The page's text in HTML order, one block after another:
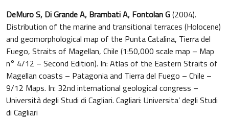
DeMuro S, Di Grande A, Brambati A, Fontolan G(2004).
Distribution of the marine and transitional terraces (Holocene)
and geomorphological map of the Punta Catalina, Tierra del
Fuego, Straits of Magellan, Chile (1:50,000 scale map – Map
n° 4/12 – Second Edition). In: Atlas of the Eastern Straits of
Magellan coasts – Patagonia and Tierra del Fuego – Chile –
9/12 Maps. In: 32nd international geological congress –
Università degli Studi di Cagliari. Cagliari: Universita’ degli Studi
di Cagliari